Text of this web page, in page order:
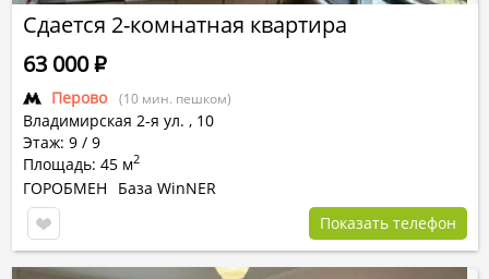
Сдается 2-комнатная квартира
Перово (10 мин. пешком)
Владимирская 2-я ул. , 10
Этаж: 9 / 9
Площадь: 45 м2
63 000Р
ГОРОБМЕН
База WinNER
Показать телефон